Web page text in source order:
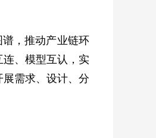
，推动产业链环
、模型互认，实
需求、设计、分